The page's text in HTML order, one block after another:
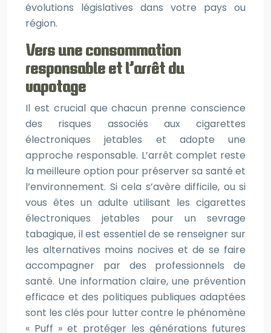
évolutions législatives dans votre pays ou
région.
Vers une consommation
responsable et l’arrêt du
vapotage
Il est crucial que chacun prenne conscience
des risques associés aux cigarettes
électroniques jetables et adopte une
approche responsable. L’arrêt complet reste
la meilleure option pour préserver sa santé et
l’environnement. Si cela s’avère difficile, ou si
vous êtes un adulte utilisant les cigarettes
électroniques jetables pour un sevrage
tabagique, il est essentiel de se renseigner sur
les alternatives moins nocives et de se faire
accompagner par des professionnels de
santé. Une information claire, une prévention
efficace et des politiques publiques adaptées
sont les clés pour lutter contre le phénomène
« Puff » et protéger les générations futures